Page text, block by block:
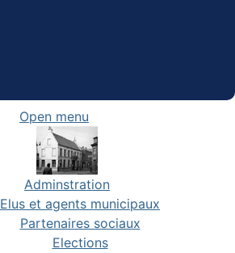
Open menu
Adminstration
Elus et agents municipaux
Partenaires sociaux
Elections